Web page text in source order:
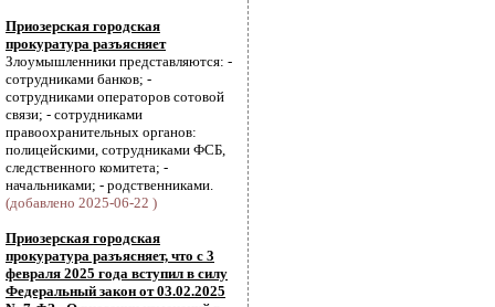
Приозерская городская
прокуратура разъясняет
Злоумышленники представляются: -
сотрудниками банков; -
сотрудниками операторов сотовой
связи; - сотрудниками
правоохранительных органов:
полицейскими, сотрудниками ФСБ,
следственного комитета; -
начальниками; - родственниками.
(добавлено 2025-06-22 )
Приозерская городская
прокуратура разъясняет, что с 3
февраля 2025 года вступил в силу
Федеральный закон от 03.02.2025